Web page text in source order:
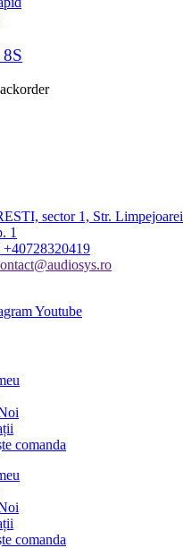
sector 1, Str. Limpejoarei
1
+40728320419
Youtube
comanda
comanda